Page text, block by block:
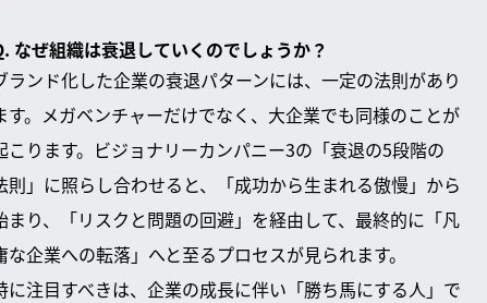
なぜ組織は衰退していくのでしょうか？
ランド化した企業の衰退パターンには、一定の法則があり
す。メガベンチャーだけでなく、大企業でも同様のことが
こります。ビジョナリーカンパニー3の「衰退の5段階の
則」に照らし合わせると、「成功から生まれる傲慢」から
まり、「リスクと問題の回避」を経由して、最終的に「凡
な企業への転落」へと至るプロセスが見られます。
に注目すべきは、企業の成長に伴い「勝ち馬にする人」で